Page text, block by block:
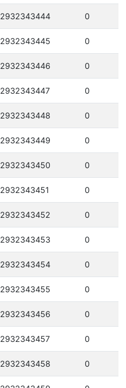
2932343444 0
2932343445 0
2932343446 0
2932343447 0
2932343448 0
2932343449 0
2932343450 0
2932343451 0
2932343452 0
2932343453 0
2932343454 0
2932343455 0
2932343456 0
2932343457 0
2932343458 0